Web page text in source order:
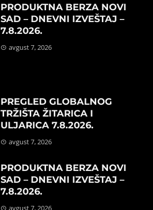
PRODUKTNA BERZA NOVI
SAD – DNEVNI IZVEŠTAJ –
7.8.2026.
avgust 7, 2026
PREGLED GLOBALNOG
TRŽIŠTA ŽITARICA I
ULJARICA 7.8.2026.
avgust 7, 2026
PRODUKTNA BERZA NOVI
SAD – DNEVNI IZVEŠTAJ –
7.8.2026.
avgust 7, 2026